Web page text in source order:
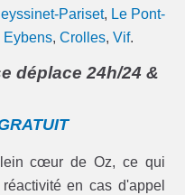
Pariset, Le Pont-
Eybens,Crolles,Vif.
déplace 24h/24 &
cœur de Oz, ce qui
en cas d'appel